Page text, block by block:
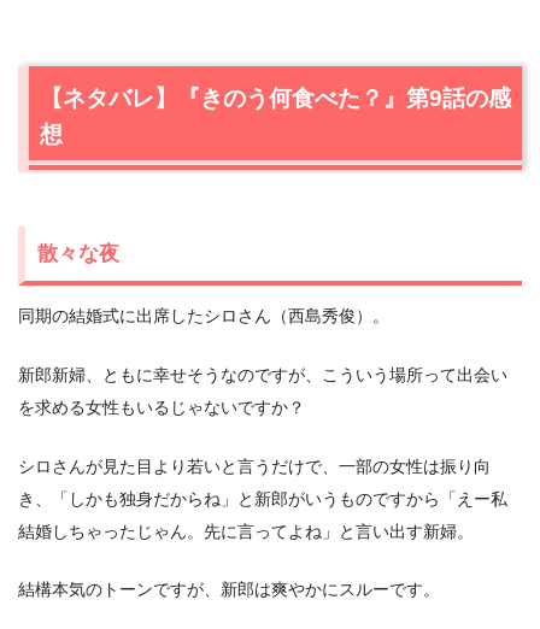
【ネタバレ】『きのう何食べた？』第9話の感
想
散々な夜
同期の結婚式に出席したシロさん（西島秀俊）。
新郎新婦、ともに幸せそうなのですが、こういう場所って出会い
を求める女性もいるじゃないですか？
シロさんが見た目より若いと言うだけで、一部の女性は振り向
き、「しかも独身だからね」と新郎がいうものですから「えー私
結婚しちゃったじゃん。先に言ってよね」と言い出す新婦。
結構本気のトーンですが、新郎は爽やかにスルーです。